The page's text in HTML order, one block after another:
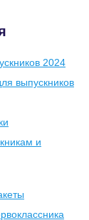
2024
выпускников
и